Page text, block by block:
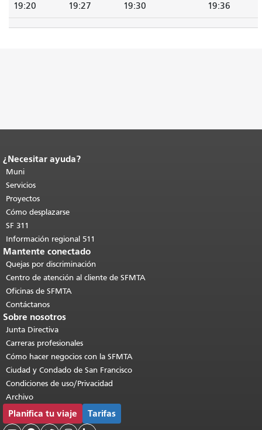
19:20 19:27 19:30 19:36
Fin del contenido de la página.
de esta página se repite en todas las
páginas.Volver al principio del
contenido principal
¿Necesitar ayuda?
Muni
Servicios
Proyectos
Cómo desplazarse
SF 311
Información regional 511
Mantente conectado
Quejas por discriminación
Centro de atención al cliente de SFMTA
Oficinas de SFMTA
Contáctanos
Sobre nosotros
Junta Directiva
Carreras profesionales
Cómo hacer negocios con la SFMTA
Ciudad y Condado de San Francisco
Condiciones de uso/Privacidad
Archivo
Planifica tu viaje Tarifas